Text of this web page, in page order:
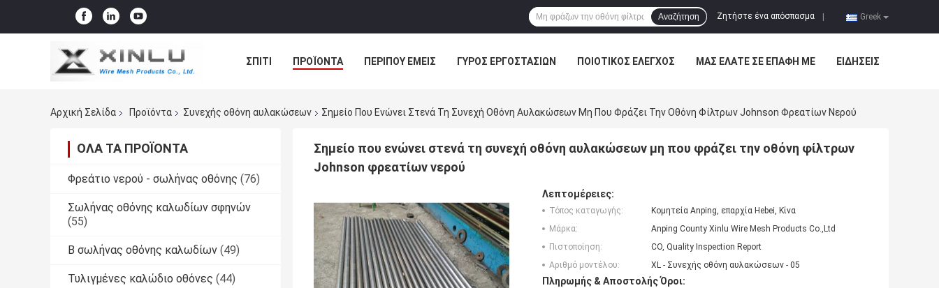
Greek
Ζητήστε ένα απόσπασμα
Αναζήτηση
ΣΠΊΤΙ ΠΡΟΪΌΝΤΑ ΠΕΡΊΠΟΥ ΕΜΕΊΣ ΓΎΡΟΣ ΕΡΓΟΣΤΑΣΊΩΝ ΠΟΙΟΤΙΚΌΣ ΈΛΕΓΧΟΣ ΜΑΣ ΕΛΆΤΕ ΣΕ ΕΠΑΦΉ ΜΕ ΕΙΔΉΣΕΙΣ
Αρχική Σελίδα
Προϊόντα Συνεχής οθόνη αυλακώσεων Σημείο Που Ενώνει Στενά Τη Συνεχή Οθόνη Αυλακώσεων Μη Που Φράζει Την Οθόνη Φίλτρων Johnson Φρεατίων Νερού
ΌΛΑ ΤΑ ΠΡΟΪΌΝΤΑ
Φρεάτιο νερού - σωλήνας οθόνης (76)
Σωλήνας οθόνης καλωδίων σφηνών
(55)
Β σωλήνας οθόνης καλωδίων (49)
Τυλιγμένες καλώδιο οθόνες (44)
Σημείο που ενώνει στενά τη συνεχή οθόνη αυλακώσεων μη που φράζει την οθόνη φίλτρων
Johnson φρεατίων νερού
Λεπτομέρειες:
Τόπος καταγωγής:
Κομητεία Anping, επαρχία Hebei, Κίνα
Μάρκα:
Anping County Xinlu Wire Mesh Products Co.,Ltd
Πιστοποίηση:
CO, Quality Inspection Report
Αριθμό μοντέλου:
XL - Συνεχής οθόνη αυλακώσεων - 05
Πληρωμής & Αποστολής Όροι: